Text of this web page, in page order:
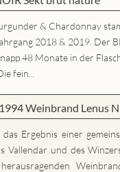
& Chardonnay
2018 & 2019. Der
48 Monate in der
fein...
Weinbrand Lenus
Ergebnis einer
Vallendar und des